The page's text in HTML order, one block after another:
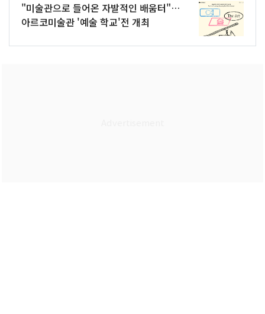
"미술관으로 들어온 자발적인 배움터"…
아르코미술관 '예술 학교'전 개최